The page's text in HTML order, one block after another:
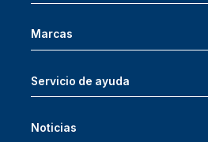
Marcas
Servicio de ayuda
Noticias